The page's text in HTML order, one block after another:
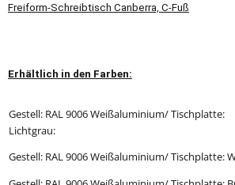
Freiform-Schreibtisch Canberra, C-Fuß
Erhältlich in den Farben:
Gestell: RAL 9006 Weißaluminium/ Tischplatte:
Lichtgrau:
Gestell: RAL 9006 Weißaluminium/Tischplatte: